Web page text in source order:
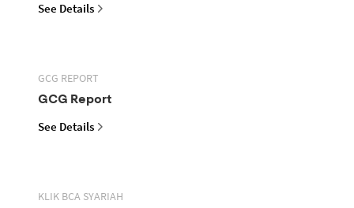
See Details
GCG REPORT
GCG Report
See Details
KLIK BCA SYARIAH